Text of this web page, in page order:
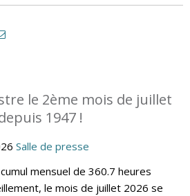
le 2ème mois de juillet
1947 !
Salle de presse
mensuel de 360.7 heures
le mois de juillet 2026 se